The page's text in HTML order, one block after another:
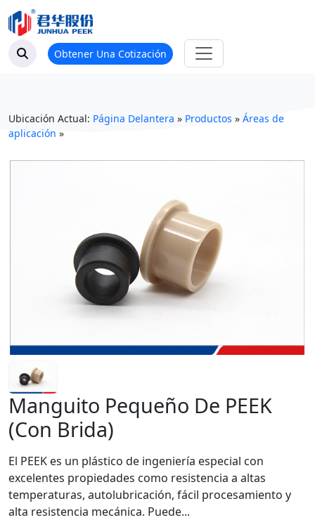
Obtener Una Cotización
Ubicación Actual: Página Delantera » Productos » Áreas de
aplicación »
Manguito Pequeño De PEEK
(con Brida)
El PEEK es un plástico de ingeniería especial con
excelentes propiedades como resistencia a altas
temperaturas, autolubricación, fácil procesamiento y
alta resistencia mecánica. Puede...